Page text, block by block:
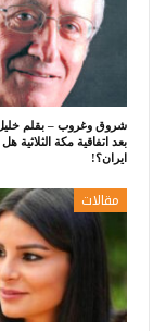
شروق وغروب – بقلم
بعد اتفاقية مكة الثلاثية
ايران؟!
مقالات